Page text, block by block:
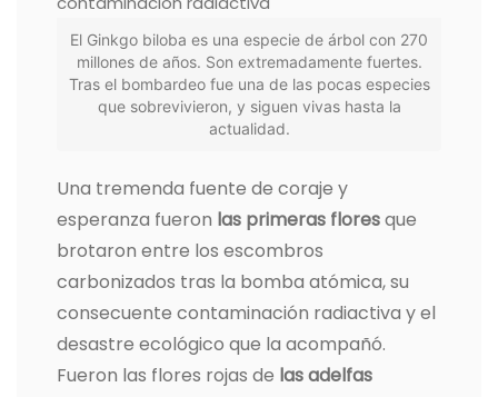
El Ginkgo biloba es una especie de árbol con 270
millones de años. Son extremadamente fuertes.
Tras el bombardeo fue una de las pocas especies
que sobrevivieron, y siguen vivas hasta la
actualidad.
Una tremenda fuente de coraje y
esperanza fueron las primeras floresque
brotaron entre los escombros
carbonizados tras la bomba atómica, su
consecuente contaminación radiactiva y el
desastre ecológico que la acompañó.
Fueron las flores rojas de las adelfas